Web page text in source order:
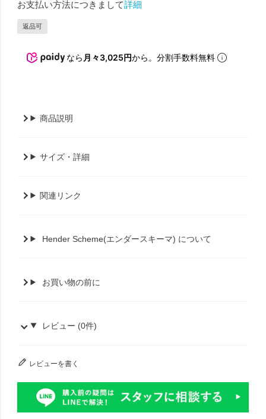
お支払い方法につきまして詳細
返品可
なら 月々3,025円から。分割手数料無料
商品説明
サイズ・詳細
関連リンク
Hender Scheme(エンダースキーマ) について
お買い物の前に
レビュー (0件)
レビューを書く